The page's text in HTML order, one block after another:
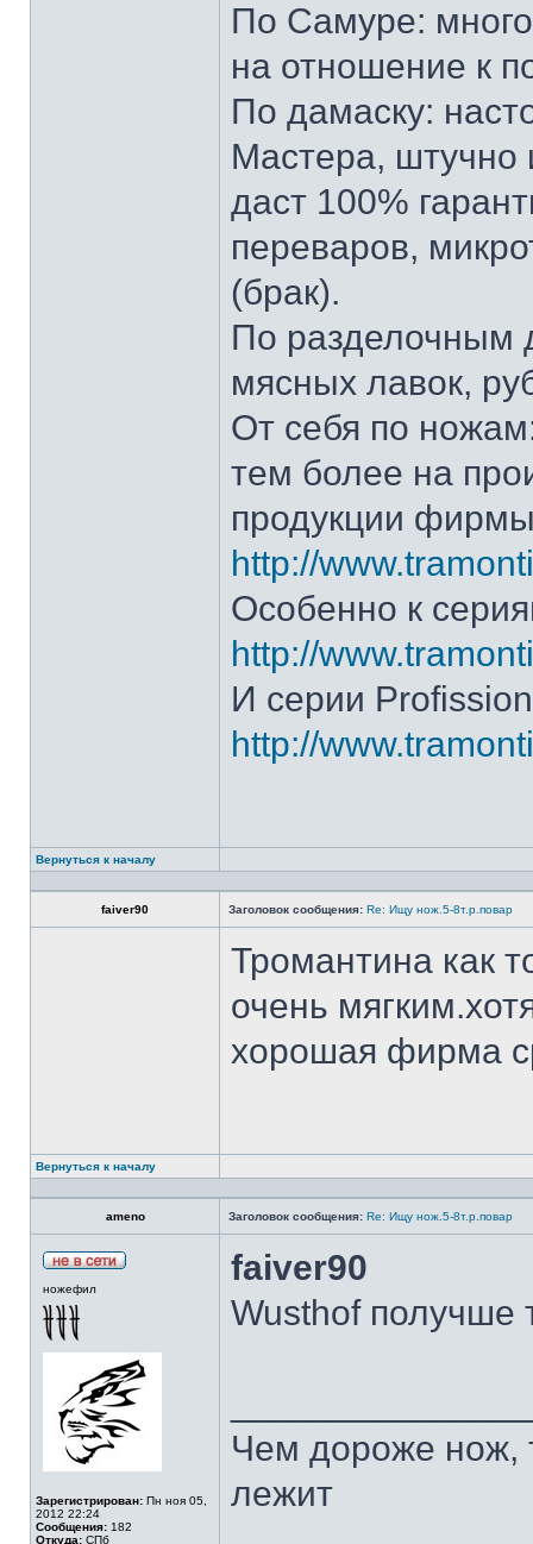
По Самуре: много
на отношение к
По дамаску:
Мастера, штучно
даст 100%
переваров,
(брак).
По разделочным
мясных лавок,
От себя по
тем более на
продукции
http://
Особенно к
http://
И серии
http://
Вернуться к началу
faiver90 Заголовок сообщения: Re: Ищу нож.5-8т.р.повар
Тромантина как
очень
хорошая фирма
Вернуться к началу
ameno Заголовок сообщения: Re: Ищу нож.5-8т.р.повар
ножефил
Зарегистрирован: Пн ноя 05,
2012 22:24
Сообщения: 182
Откуда: СПб
faiver90
Wusthof получше
Чем дороже нож,
лежит